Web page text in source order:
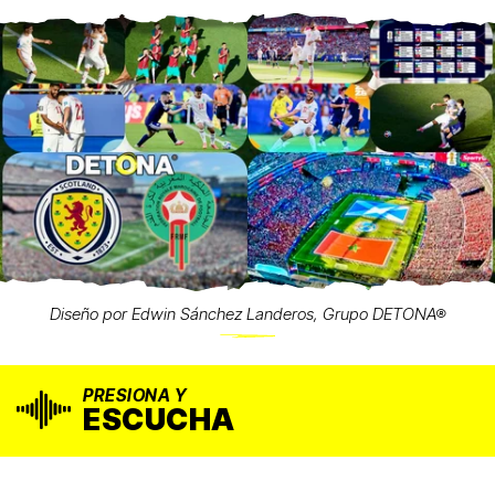
Diseño por Edwin Sánchez Landeros, Grupo DETONA®
PRESIONA Y
ESCUCHA